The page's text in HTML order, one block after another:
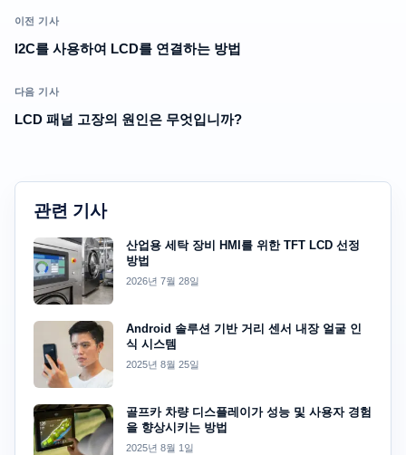
이전 기사
I2C를 사용하여 LCD를 연결하는 방법
다음 기사
LCD 패널 고장의 원인은 무엇입니까?
관련 기사
산업용 세탁 장비 HMI를 위한 TFT LCD 선정
방법
2026년 7월 28일
Android 솔루션 기반 거리 센서 내장 얼굴 인
식 시스템
2025년 8월 25일
골프카 차량 디스플레이가 성능 및 사용자 경험
을 향상시키는 방법
2025년 8월 1일